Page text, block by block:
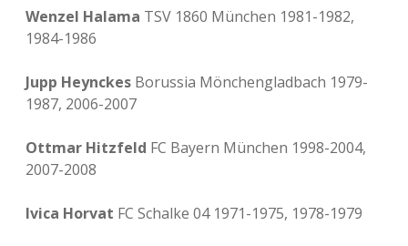
Wenzel Halama TSV 1860 München 1981-1982,
1984-1986
Jupp Heynckes Borussia Mönchengladbach 1979-
1987, 2006-2007
Ottmar Hitzfeld FC Bayern München 1998-2004,
2007-2008
Ivica Horvat FC Schalke 04 1971-1975, 1978-1979